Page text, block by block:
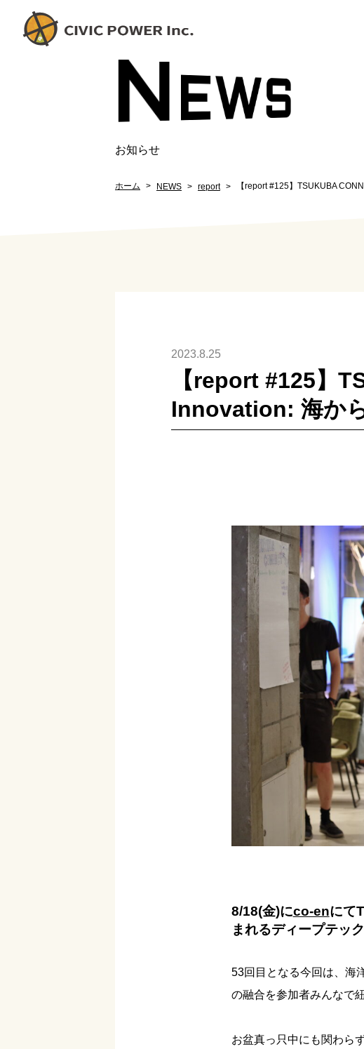
NEW
S
お知らせ
ホーム NEWS report 【report #125】TSUKUBA
2023.8.25
【report #125】
Innovation: 海か
8/18(金)にco-enにて
まれるディープテッ
53回目となる今回は、海
の融合を参加者みんなで
お盆真っ只中にも関わら